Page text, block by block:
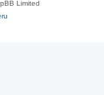
Limited